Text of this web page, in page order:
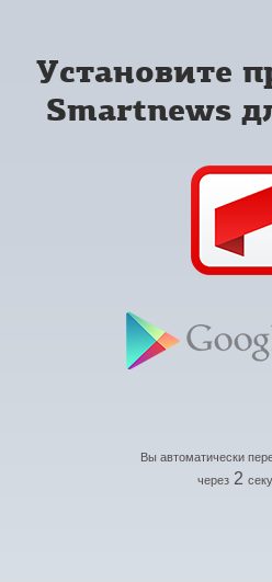
Установите
Smartnews
Вы автоматически
через 2